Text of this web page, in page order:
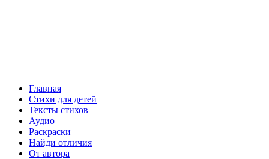
Главная
Стихи для детей
Тексты стихов
Аудио
Раскраски
Найди отличия
От автора